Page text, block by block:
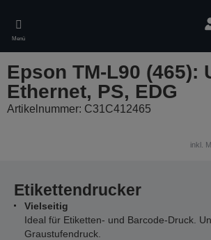
main
content
Menü
Epson TM-L90 (465):
Ethernet, PS, EDG
Artikelnummer: C31C412465
inkl.
Etikettendrucker
Vielseitig
Ideal für Etiketten- und Barcode-Druck.
Graustufendruck.